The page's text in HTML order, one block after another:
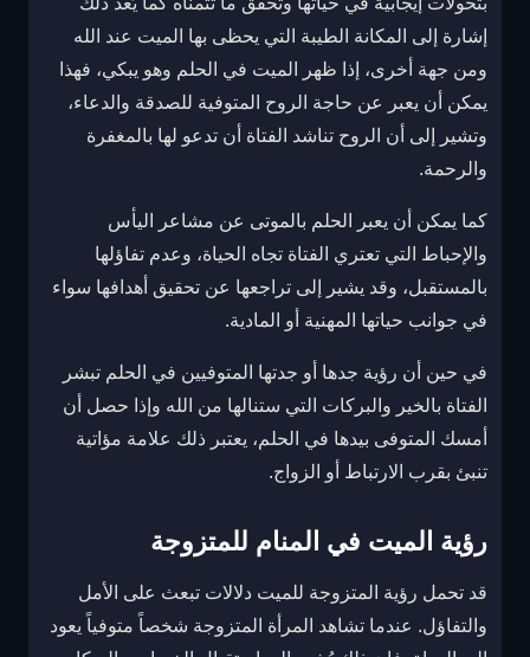
إشارة إلى المكانة الطيبة التي يحظى بها الميت عند الله
ومن جهة أخرى، إذا ظهر الميت في الحلم وهو يبكي، فهذا
يمكن أن يعبر عن حاجة الروح المتوفية للصدقة والدعاء،
وتشير إلى أن الروح تناشد الفتاة أن تدعو لها بالمغفرة
والرحمة.
كما يمكن أن يعبر الحلم بالموتى عن مشاعر اليأس
والإحباط التي تعتري الفتاة تجاه الحياة، وعدم تفاؤلها
بالمستقبل، وقد يشير إلى تراجعها عن تحقيق أهدافها سواء
في جوانب حياتها المهنية أو المادية.
في حين أن رؤية جدها أو جدتها المتوفيين في الحلم تبشر
الفتاة بالخير والبركات التي ستنالها من الله وإذا حصل أن
أمسك المتوفى بيدها في الحلم، يعتبر ذلك علامة مؤاتية
تنبئ بقرب الارتباط أو الزواج.
رؤية الميت في المنام للمتزوجة
قد تحمل رؤية المتزوجة للميت دلالات تبعث على الأمل
والتفاؤل. عندما تشاهد المرأة المتزوجة شخصاً متوفياً يعود